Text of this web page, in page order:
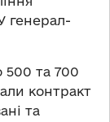
генерал-
500 та 700
контракт
та